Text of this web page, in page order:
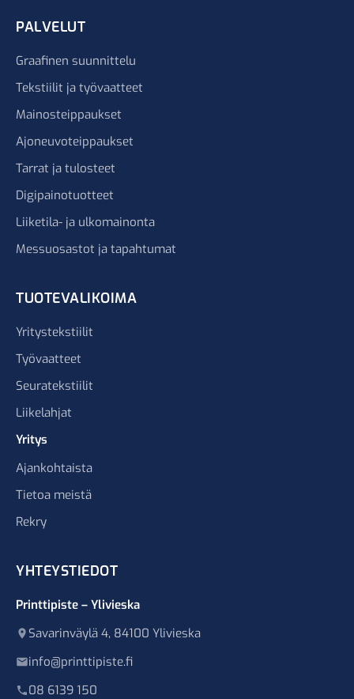
PALVELUT
Graafinen suunnittelu
Tekstiilit ja työvaatteet
Mainosteippaukset
Ajoneuvoteippaukset
Tarrat ja tulosteet
Digipainotuotteet
Liiketila- ja ulkomainonta
Messuosastot ja tapahtumat
TUOTEVALIKOIMA
Yritystekstiilit
Työvaatteet
Seuratekstiilit
Liikelahjat
Yritys
Ajankohtaista
Tietoa meistä
Rekry
YHTEYSTIEDOT
Printtipiste – Ylivieska
Savarinväylä 4, 84100 Ylivieska
info@printtipiste.fi
08 6139 150